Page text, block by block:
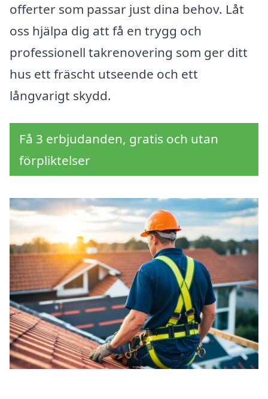
offerter som passar just dina behov. Låt
oss hjälpa dig att få en trygg och
professionell takrenovering som ger ditt
hus ett fräscht utseende och ett
långvarigt skydd.
Få 3 erbjudanden, gratis och utan
förpliktelser